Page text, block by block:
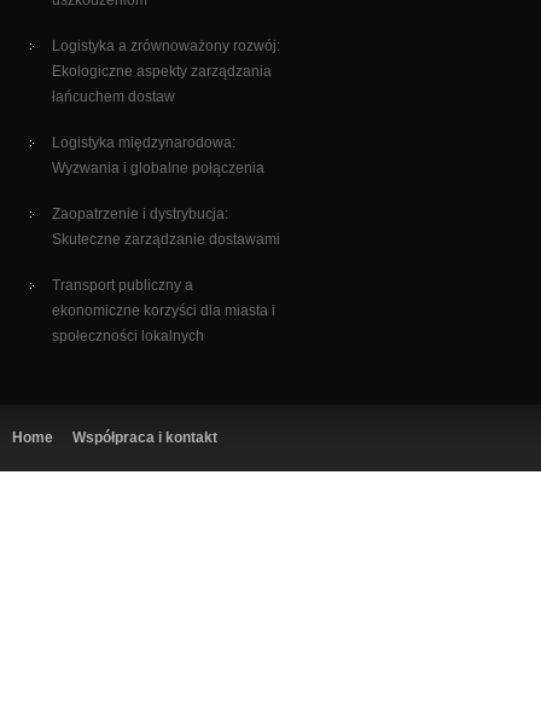
Logistyka a zrównoważony rozwój:
Ekologiczne aspekty zarządzania
łańcuchem dostaw
Logistyka międzynarodowa:
Wyzwania i globalne połączenia
Zaopatrzenie i dystrybucja:
Skuteczne zarządzanie dostawami
Transport publiczny a
ekonomiczne korzyści dla miasta i
społeczności lokalnych
Home Współpraca i kontakt